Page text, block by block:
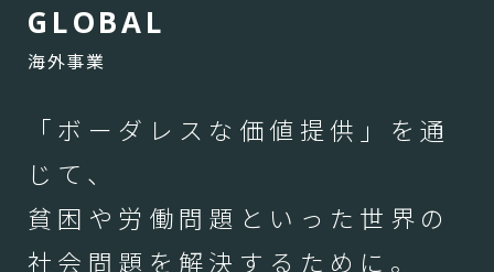
G LOBAL
海外事業
「ボーダレスな価値提供」を通
じて、
貧困や労働問題といった世界の
社会問題を解決するために。